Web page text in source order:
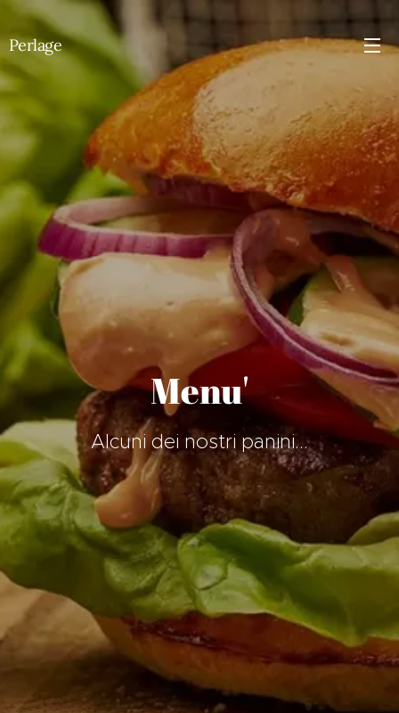
Perlage
Menu'
Alcuni dei nostri panini...